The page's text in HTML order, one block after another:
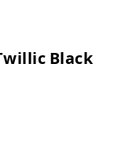
Black